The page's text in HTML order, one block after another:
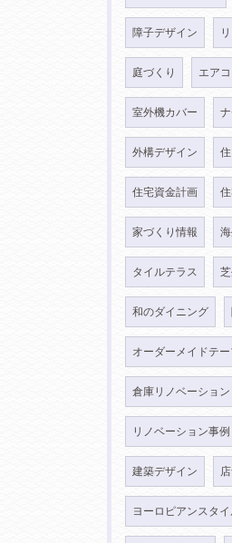
障子デザイン
庭づくり エア
室外機カバー
外構デザイン
住宅資金計画
家づくり情報
タイルテラス
和のダイニング
オーダーメイドテ
倉庫リノベーション
リノベーション事例
建築デザイン
ヨーロピアンスタ